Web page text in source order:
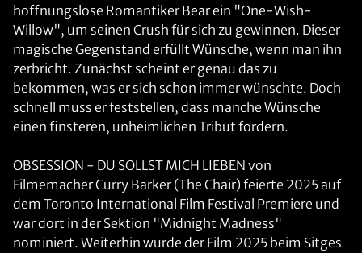
hoffnungslose Romantiker Bear ein "One-Wish-
Willow", um seinen Crush für sich zu gewinnen. Dieser
magische Gegenstand erfüllt Wünsche, wenn man ihn
zerbricht. Zunächst scheint er genau das zu
bekommen, was er sich schon immer wünschte. Doch
schnell muss er feststellen, dass manche Wünsche
einen finsteren, unheimlichen Tribut fordern.
OBSESSION - DU SOLLST MICH LIEBEN von
Filmemacher Curry Barker (The Chair) feierte 2025 auf
dem Toronto International Film Festival Premiere und
war dort in der Sektion "Midnight Madness"
nominiert. Weiterhin wurde der Film 2025 beim Sitges